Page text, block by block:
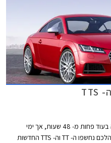
תערוכת הרכב בג'נבה תפתח את שעריה בעוד פחות מ- 48 שעות, אך ימי
הפתיחה לעיתונות נמצאים בעיצומם ובמהלכם נחשפו ה- TT וה- TTS החדשות